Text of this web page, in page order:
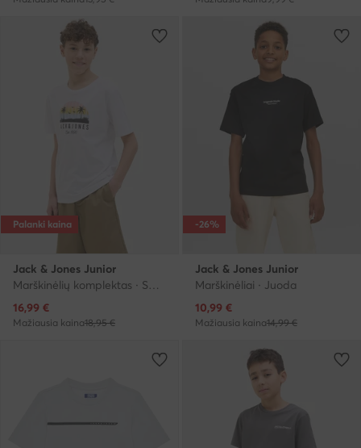
Palanki kaina
Jack & Jones Junior
Marškinėlių komplektas · Spalvota
Dabartinė kaina
16,99 €
Mažiausia kaina18,95 €
-26%
Jack & Jones Junior
Marškinėliai · Juoda
Dabartinė kaina
10,99 €
Mažiausia kaina14,99 €